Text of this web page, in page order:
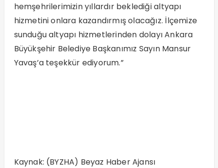
hemşehrilerimizin yıllardır beklediği altyapı
hizmetini onlara kazandırmış olacağız. İlçemize
sunduğu altyapı hizmetlerinden dolayı Ankara
Büyükşehir Belediye Başkanımız Sayın Mansur
Yavaş’a teşekkür ediyorum.”
Kaynak: (BYZHA) Beyaz Haber Ajansı